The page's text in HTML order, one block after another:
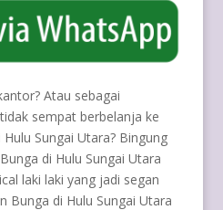
Atau sebagai
sempat berbelanja ke
Sungai Utara? Bingung
di Hulu Sungai Utara
laki laki yang jadi segan
Bunga di Hulu Sungai Utara